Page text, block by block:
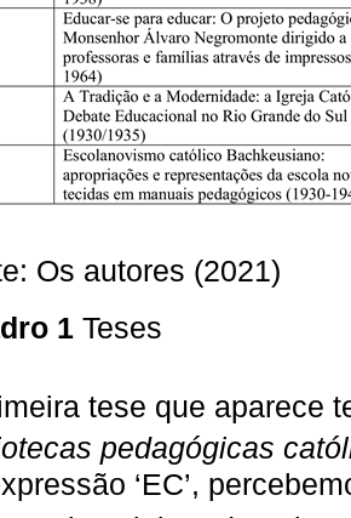
Os autores (2021)
1 Teses
tese que aparece
pedagógicas
‘EC’,